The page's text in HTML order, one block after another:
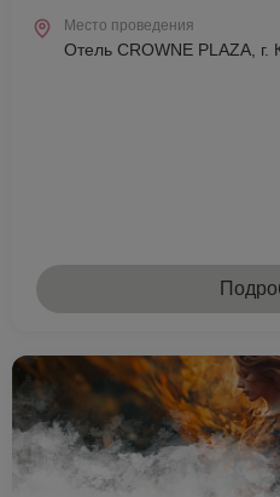
Место проведения
Отель CROWNE PLAZA,